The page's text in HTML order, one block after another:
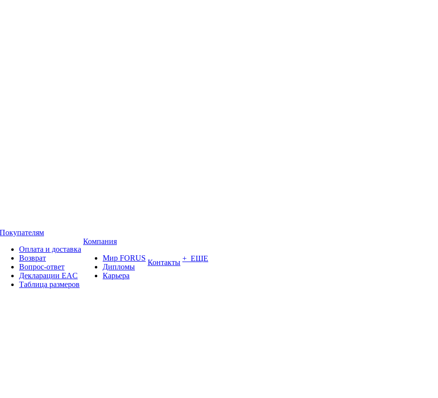
Покупателям
Оплата и доставка
Возврат
Вопрос-ответ
Декларации EAC
Таблица размеров
Компания
Мир FORUS
Дипломы
Карьера
Контакты + ЕЩЕ